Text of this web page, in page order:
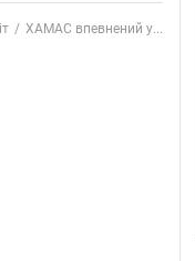
ХАМАС впевнений у...